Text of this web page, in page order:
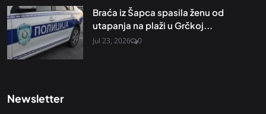
Braća iz Šapca spasila ženu od
utapanja na plaži u Grčkoj...
Jul 23, 2026 0
Newsletter